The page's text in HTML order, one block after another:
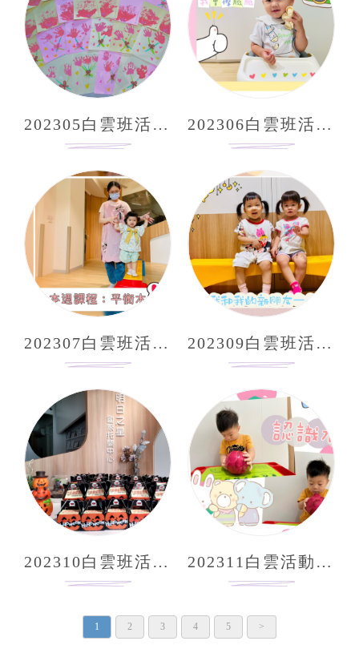
202305白雲班活動照片分享 202306白雲班活動照片分享
202307白雲班活動照片分享 202309白雲班活動照片分享
202310白雲班活動照片分享 202311白雲活動照片分享
1 2 3 4 5 >